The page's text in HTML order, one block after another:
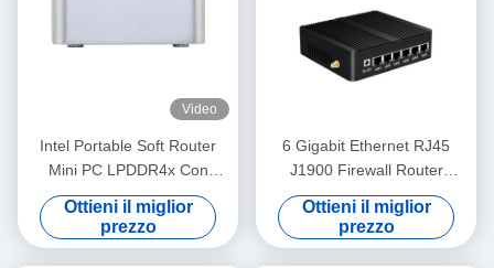
Video
Intel Portable Soft Router
Mini PC LPDDR4x Con
Quattro LAN 2.5G Per Home
Office
Ottieni il miglior
prezzo
6 Gigabit Ethernet RJ45
J1900 Firewall Router
Ubuntu Desktop Router con
WiFi
Ottieni il miglior
prezzo